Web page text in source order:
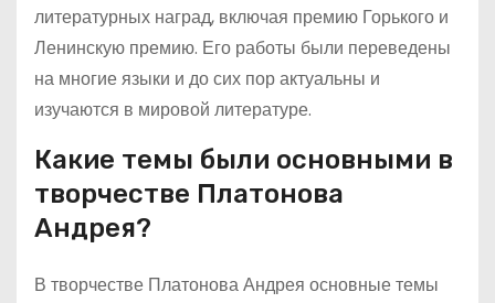
литературных наград, включая премию Горького и
Ленинскую премию. Его работы были переведены
на многие языки и до сих пор актуальны и
изучаются в мировой литературе.
Какие темы были основными в
творчестве Платонова
Андрея?
В творчестве Платонова Андрея основные темы